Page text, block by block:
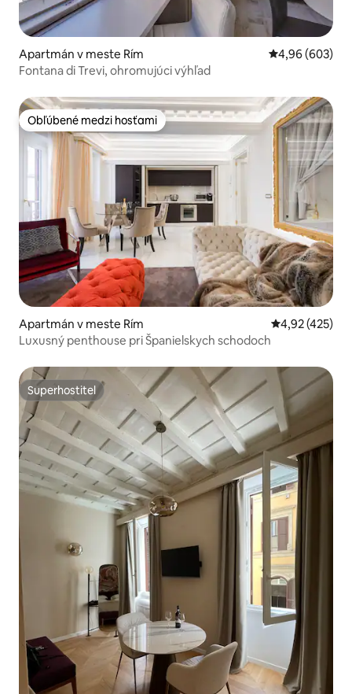
Apartmán v meste Rím Priemerné
4,96 (603)
Fontana di Trevi, ohromujúci výhľad
Obľúbené medzi hosťami
Obľúbené medzi hosťami
Apartmán v meste Rím Priemerné
4,92 (425)
Luxusný penthouse pri Španielskych schodoch
Superhostiteľ
Superhostiteľ